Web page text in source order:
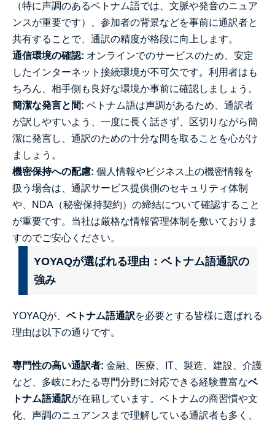
（特に声調のあるベトナム語では、文脈や発音のニュア
ンスが重要です）、参加者の背景などを事前に通訳者と
共有することで、通訳の精度が格段に向上します。
通信環境の確認: オンラインでのサービスのため、安定
したインターネット接続環境が不可欠です。利用者はも
ちろん、相手側も良好な環境か事前に確認しましょう。
簡潔な発言と間: ベトナム語は声調があるため、通訳者
が訳しやすいよう、一度に長く話さず、区切りながら簡
潔に発言し、通訳のための十分な間を取ることを心がけ
ましょう。
機密保持への配慮: 個人情報やビジネス上の機密情報を
扱う場合は、通訳サービス提供側のセキュリティ体制
や、NDA（秘密保持契約）の締結について確認すること
が重要です。当社は厳格な情報管理体制を敷いておりま
すのでご安心ください。
YOYAQが選ばれる理由：ベトナム語通訳の
強み
YOYAQが、 ベトナム語通訳を必要とする皆様に選ばれる
理由は以下の通りです。
専門性の高い通訳者: 金融、医療、IT、製造、建設、介護
など、多岐にわたる専門分野に対応できる経験豊富なベ
トナム語通訳が在籍しています。ベトナムの商習慣や文
化、声調のニュアンスまで理解している通訳者も多く、